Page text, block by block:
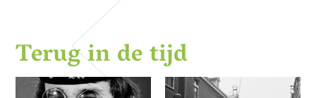
Terug in de tijd